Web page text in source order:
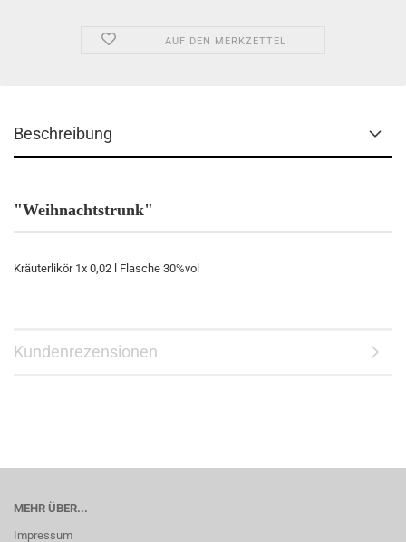
AUF DEN MERKZETTEL
Beschreibung
"Weihnachtstrunk"
Kräuterlikör 1x 0,02 l Flasche 30%vol
Kundenrezensionen
MEHR ÜBER...
Impressum